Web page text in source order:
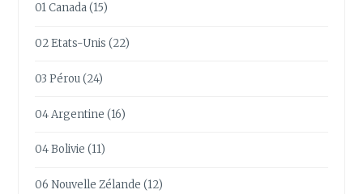
01 Canada(15)
02 Etats-Unis (22)
03 Pérou(24)
04 Argentine (16)
04 Bolivie (11)
06 Nouvelle Zélande (12)